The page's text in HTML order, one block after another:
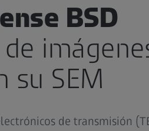
BSD
de
su SEM
de transmisión